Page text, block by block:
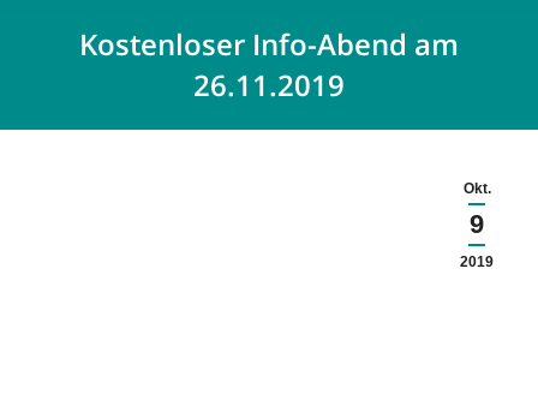
Kostenloser Info-Abend am
26.11.2019
Okt.
9
2019